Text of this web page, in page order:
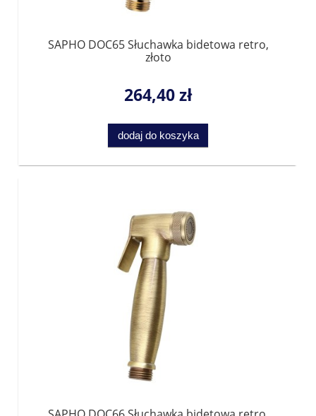
SAPHO DOC65 Słuchawka bidetowa retro,
złoto
264,40 zł
dodaj do koszyka